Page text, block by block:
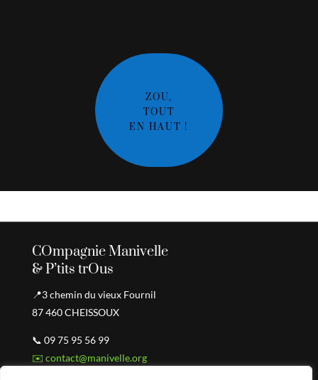
ZOU,
TOUT
EN HAUT !
COmpagnie Manivelle
& P’tits trOus
📍3 chemin du vieux Fournil
87 460 CHEISSOUX
📞 09 75 95 56 99
✉️ contact@manivelle.org